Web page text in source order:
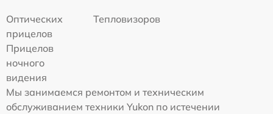
Оптических
прицелов
Тепловизоров
Прицелов
ночного
видения
Мы занимаемся ремонтом и техническим
обслуживанием техники Yukon по истечении